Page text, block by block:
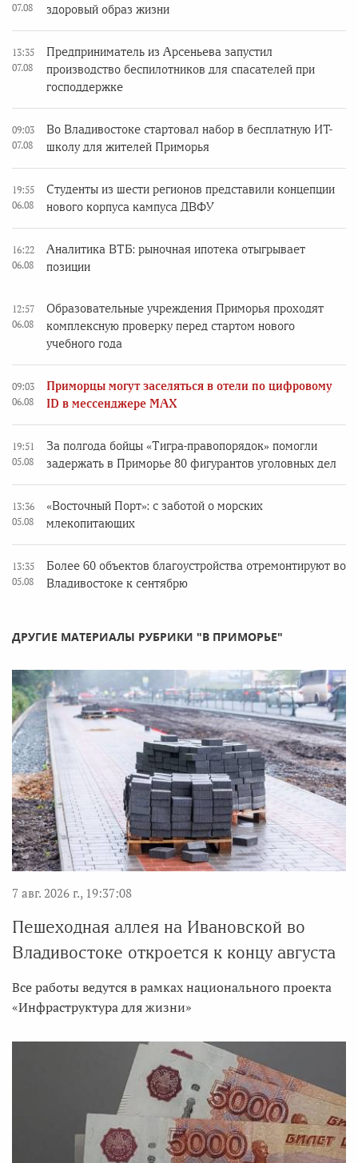
07.08
здоровый образ жизни
13:35
07.08
Предприниматель из Арсеньева запустил
производство беспилотников для спасателей при
господдержке
09:03
07.08
Во Владивостоке стартовал набор в бесплатную ИТ-
школу для жителей Приморья
19:55
06.08
Студенты из шести регионов представили концепции
нового корпуса кампуса ДВФУ
16:22
06.08
Аналитика ВТБ: рыночная ипотека отыгрывает
позиции
12:57
06.08
Образовательные учреждения Приморья проходят
комплексную проверку перед стартом нового
учебного года
09:03
06.08
Приморцы могут заселяться в отели по цифровому
ID в мессенджере MAX
19:51
05.08
За полгода бойцы «Тигра-правопорядок» помогли
задержать в Приморье 80 фигурантов уголовных дел
13:36
05.08
«Восточный Порт»: с заботой о морских
млекопитающих
13:35
05.08
Более 60 объектов благоустройства отремонтируют во
Владивостоке к сентябрю
ДРУГИЕ МАТЕРИАЛЫ РУБРИКИ "В ПРИМОРЬЕ"
7 авг. 2026 г., 19:37:08
Пешеходная аллея на Ивановской во
Владивостоке откроется к концу августа
Все работы ведутся в рамках национального проекта
«Инфраструктура для жизни»